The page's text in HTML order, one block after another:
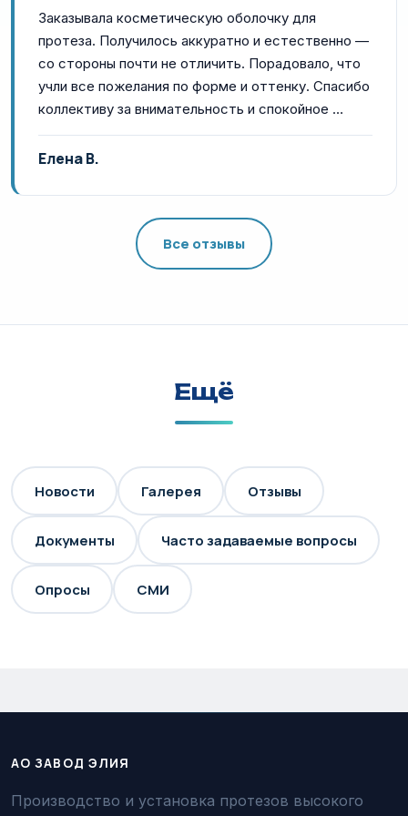
Заказывала косметическую оболочку для
протеза. Получилось аккуратно и естественно —
со стороны почти не отличить. Порадовало, что
учли все пожелания по форме и оттенку. Спасибо
коллективу за внимательность и спокойное …
Елена В.
Все отзывы
Ещё
Новости Галерея Отзывы
Документы Часто задаваемые вопросы
Опросы СМИ
АО ЗАВОД ЭЛИЯ
Производство и установка протезов высокого